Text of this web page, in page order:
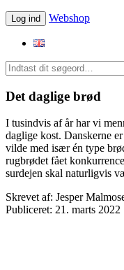
Log ind Webshop
Det daglige brød
I tusindvis af år har vi
daglige kost. Danskerne
vilde med især én type
rugbrødet fået
surdejen skal naturligvis
Skrevet af: Jesper
Publiceret: 21. marts 2022